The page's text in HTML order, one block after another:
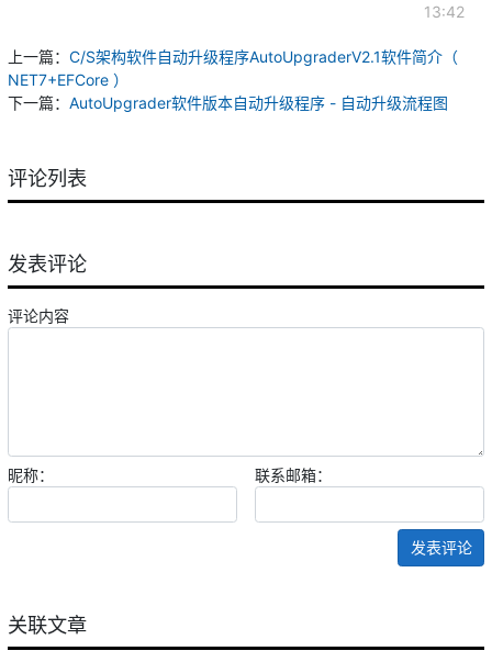
13:42
上一篇： C/S架构软件自动升级程序AutoUpgraderV2.1软件简介（
NET7+EFCore ）
下一篇： AutoUpgrader软件版本自动升级程序 - 自动升级流程图
评论列表
发表评论
评论内容
昵称： 联系邮箱：
发表评论
关联文章